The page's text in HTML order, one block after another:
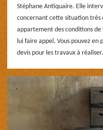
Stéphane Antiquaire. Elle
concernant cette situation
appartement des conditions de
lui faire appel. Vous pouvez en
devis pour les travaux à réaliser.